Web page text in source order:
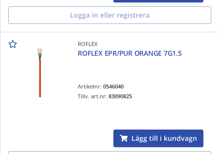
Logga in eller registrera
ROFLEX
ROFLEX EPR/PUR ORANGE 7G1.5
Artikelnr:0546040
Tillv. art.nr:83090825
Lägg till i kundvagn